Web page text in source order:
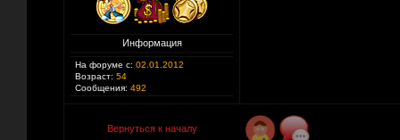
Информация
На форуме с: 02.01.2012
Возраст: 54
Сообщения: 492
Вернуться к началу